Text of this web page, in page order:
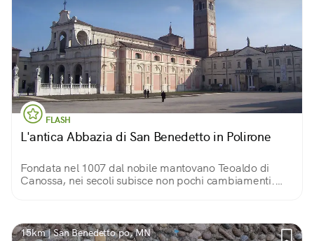
FLASH
L'antica Abbazia di San Benedetto in Polirone
Fondata nel 1007 dal nobile mantovano Teoaldo di
Canossa, nei secoli subisce non pochi cambiamenti.
15km | San Benedetto po, MN